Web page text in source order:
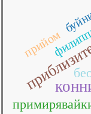
прийом